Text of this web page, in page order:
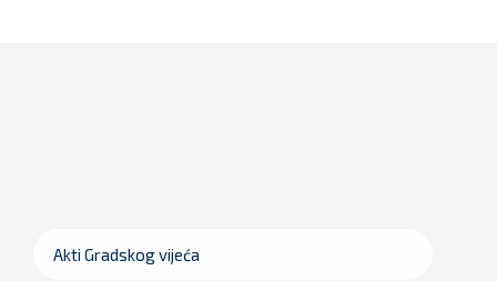
Akti Gradskog vijeća